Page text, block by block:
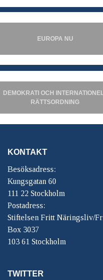
EUROPA NU
DEMOKRATI OCH
RÄTTSORDNING
KONTAKT
Besöksadress:
Kungsgatan 60
111 22 Stockholm
Postadress:
Stiftelsen Fritt Näringsliv/
Box 3037
103 61 Stockholm
TWITTER